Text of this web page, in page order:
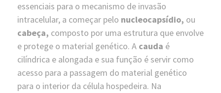
essenciais para o mecanismo de invasão
intracelular, a começar pelo nucleocapsídio, ou
cabeça, composto por uma estrutura que envolve
e protege o material genético. A cauda é
cilíndrica e alongada e sua função é servir como
acesso para a passagem do material genético
para o interior da célula hospedeira. Na